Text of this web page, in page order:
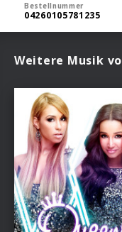
Bestellnummer
04260105781235
Weitere Musik